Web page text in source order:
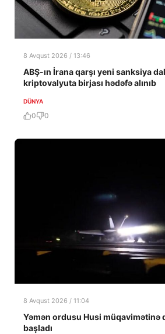
8 Avqust 2026 / 13:46
ABŞ-ın İrana qarşı yeni sanksiya
kriptovalyuta birjası hədəfə alınıb
DÜNYA
0 0
8 Avqust 2026 / 11:04
Yəmən ordusu Husi müqavimətinə
başladı